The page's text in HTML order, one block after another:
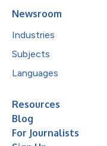
Newsroom
Industries
Subjects
Languages
Resources
Blog
For Journalists